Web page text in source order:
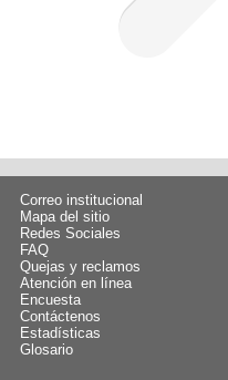
Correo institucional
Mapa del sitio
Redes Sociales
FAQ
Quejas y reclamos
Atención en línea
Encuesta
Contáctenos
Estadísticas
Glosario